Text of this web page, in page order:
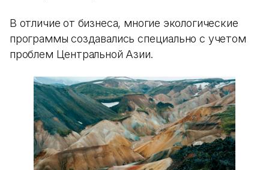
В отличие от бизнеса, многие экологические
программы создавались специально с учетом
проблем Центральной Азии.